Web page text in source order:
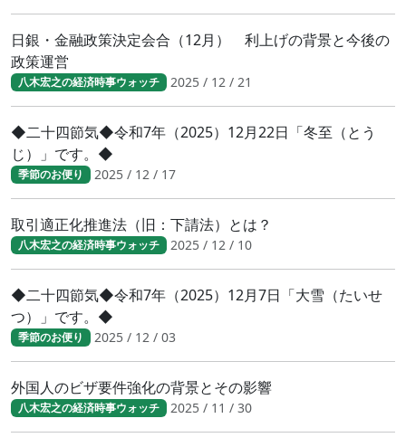
日銀・金融政策決定会合（12月） 利上げの背景と今後の
政策運営
八木宏之の経済時事ウォッチ 2025 / 12 / 21
◆二十四節気◆令和7年（2025）12月22日「冬至（とう
じ）」です。◆
季節のお便り 2025 / 12 / 17
取引適正化推進法（旧：下請法）とは？
八木宏之の経済時事ウォッチ 2025 / 12 / 10
◆二十四節気◆令和7年（2025）12月7日「大雪（たいせ
つ）」です。◆
季節のお便り 2025 / 12 / 03
外国人のビザ要件強化の背景とその影響
八木宏之の経済時事ウォッチ 2025 / 11 / 30